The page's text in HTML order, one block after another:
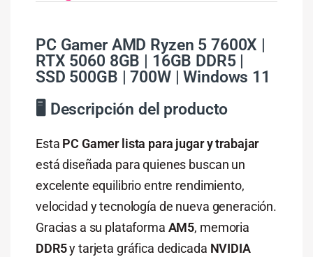
PC Gamer AMD Ryzen 5 7600X |
RTX 5060 8GB | 16GB DDR5 |
SSD 500GB | 700W | Windows 11
🖥️ Descripción del producto
Esta PC Gamer lista para jugar y trabajar
está diseñada para quienes buscan un
excelente equilibrio entre rendimiento,
velocidad y tecnología de nueva generación.
Gracias a su plataforma AM5, memoria
DDR5y tarjeta gráfica dedicada NVIDIA